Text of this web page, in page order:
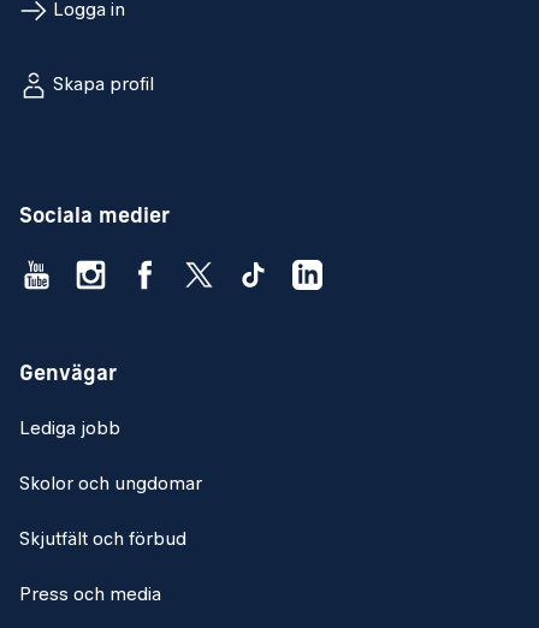
Logga in
Skapa profil
Sociala medier
Genvägar
Lediga jobb
Skolor och ungdomar
Skjutfält och förbud
Press och media